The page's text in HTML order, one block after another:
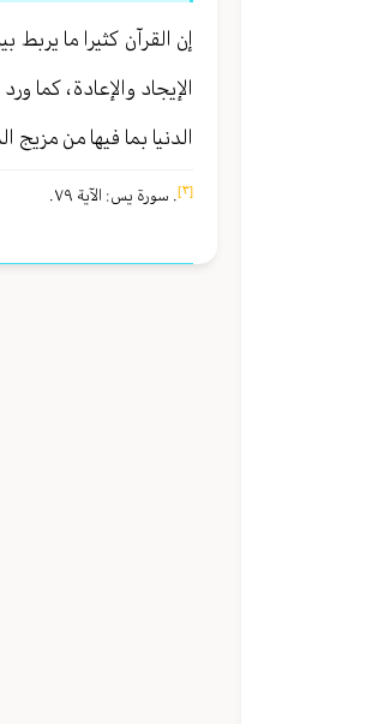
إن القرآن كثيرا ما يربط
الإيجاد والإعادة ، كما
الدنيا بما فيها من مزيج
[٣] . سورة يس : الآية ٧٩ .